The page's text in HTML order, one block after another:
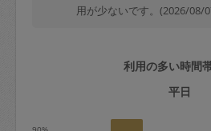
定期契約をキャンセル
期は月2回まで隔週定期
用が少ないです。(2026/08/
利用の多い時間
平日